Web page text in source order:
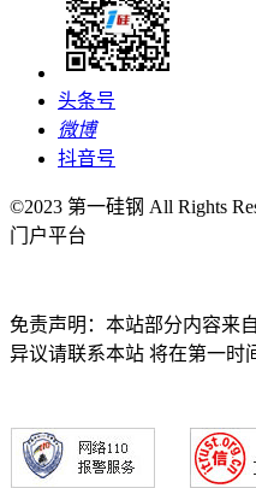
头条号
微博
抖音号
©2023 第一硅钢 All Rights
门户平台
免责声明：本站部分内容来
异议请联系本站 将在第一时